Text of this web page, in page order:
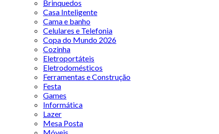
Brinquedos
Casa Inteligente
Cama e banho
Celulares e Telefonia
Copa do Mundo 2026
Cozinha
Eletroportáteis
Eletrodomésticos
Ferramentas e Construção
Festa
Games
Informática
Lazer
Mesa Posta
Móveis